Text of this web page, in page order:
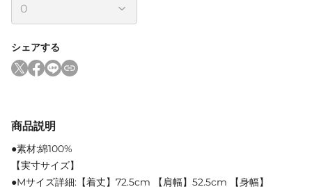
シェアする
商品説明
●素材:綿100%
【実寸サイズ】
●Mサイズ詳細:【着丈】72.5cm 【肩幅】52.5cm 【身幅】